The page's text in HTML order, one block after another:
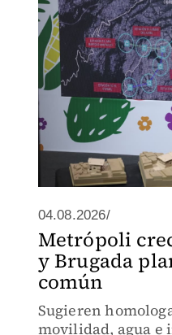
04.08.2026/
Metrópoli
y Brugada
común
Sugieren
movilidad, agua e